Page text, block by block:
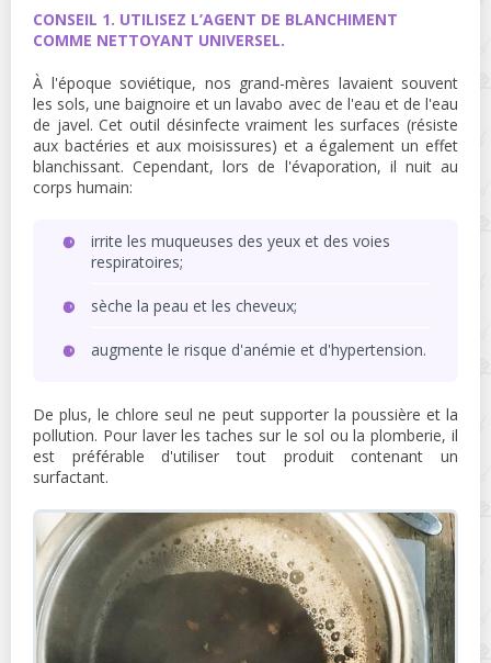
CONSEIL 1. UTILISEZ L’AGENT DE BLANCHIMENT
COMME NETTOYANT UNIVERSEL.
À l'époque soviétique, nos grand-mères lavaient souvent
les sols, une baignoire et un lavabo avec de l'eau et de l'eau
de javel. Cet outil désinfecte vraiment les surfaces (résiste
aux bactéries et aux moisissures) et a également un effet
blanchissant. Cependant, lors de l'évaporation, il nuit au
corps humain:
irrite les muqueuses des yeux et des voies
respiratoires;
sèche la peau et les cheveux;
augmente le risque d'anémie et d'hypertension.
De plus, le chlore seul ne peut supporter la poussière et la
pollution. Pour laver les taches sur le sol ou la plomberie, il
est préférable d'utiliser tout produit contenant un
surfactant.